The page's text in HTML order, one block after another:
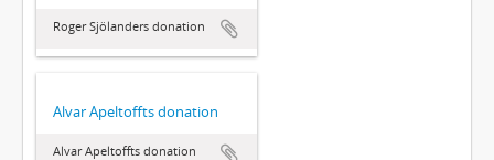
Roger Sjölanders donation
Alvar Apeltoffts donation
Alvar Apeltoffts donation